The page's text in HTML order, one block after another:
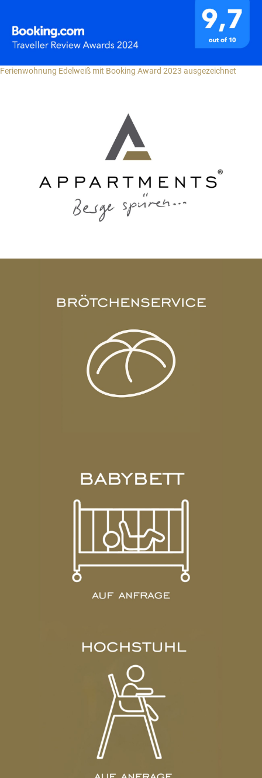
Ferienwohnung Edelweiß mit Booking Award 2023 ausgezeichnet